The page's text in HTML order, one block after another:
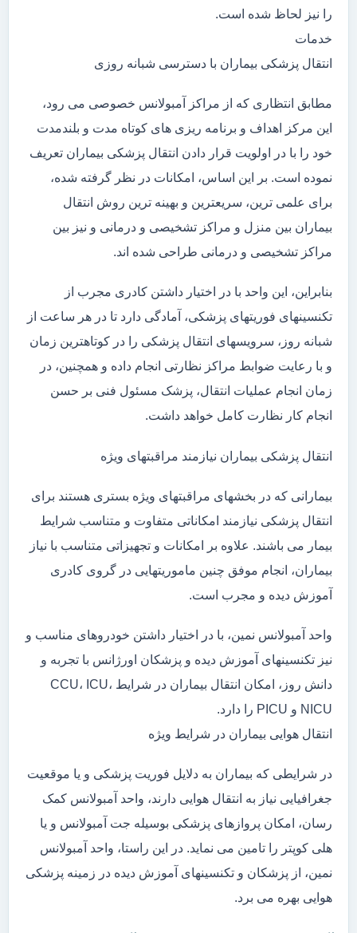
را نیز لحاظ شده است.
خدمات
انتقال پزشکی بیماران با دسترسی شبانه روزی
مطابق انتظاری که از مراکز آمبولانس خصوصی می رود،
این مرکز اهداف و برنامه ریزی های کوتاه مدت و بلندمدت
خود را با در اولویت قرار دادن انتقال پزشکی بیماران تعریف
نموده است. بر این اساس، امکانات در نظر گرفته شده،
برای علمی ترین، سریعترین و بهینه ترین روش انتقال
بیماران بین منزل و مراکز تشخیصی و درمانی و نیز بین
مراکز تشخیصی و درمانی طراحی شده اند.
بنابراین، این واحد با در اختیار داشتن کادری مجرب از
تکنسینهای فوریتهای پزشکی، آمادگی دارد تا در هر ساعت از
شبانه روز، سرویسهای انتقال پزشکی را در کوتاهترین زمان
و با رعایت ضوابط مراکز نظارتی انجام داده و همچنین، در
زمان انجام عملیات انتقال، پزشک مسئول فنی بر حسن
انجام کار نظارت کامل خواهد داشت.
انتقال پزشکی بیماران نیازمند مراقبتهای ویژه
بیمارانی که در بخشهای مراقبتهای ویژه بستری هستند برای
انتقال پزشکی نیازمند امکاناتی متفاوت و متناسب شرایط
بیمار می باشند. علاوه بر امکانات و تجهیزاتی متناسب با نیاز
بیماران، انجام موفق چنین ماموریتهایی در گروی کادری
آموزش دیده و مجرب است.
واحد آمبولانس نمین، با در اختیار داشتن خودروهای مناسب و
نیز تکنسینهای آموزش دیده و پزشکان اورژانس با تجربه و
دانش روز، امکان انتقال بیماران در شرایط CCU، ICU،
NICU و PICU را دارد.
انتقال هوایی بیماران در شرایط ویژه
در شرایطی که بیماران به دلایل فوریت پزشکی و یا موقعیت
جغرافیایی نیاز به انتقال هوایی دارند، واحد آمبولانس کمک
رسان، امکان پروازهای پزشکی بوسیله جت آمبولانس و یا
هلی کوپتر را تامین می نماید. در این راستا، واحد آمبولانس
نمین، از پزشکان و تکنسینهای آموزش دیده در زمینه پزشکی
هوایی بهره می برد.